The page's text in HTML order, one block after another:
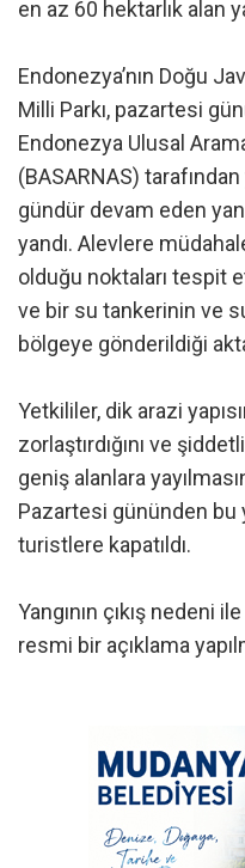
en az 60 hektarlık alan
Endonezya’nın Doğu
Milli Parkı, pazartesi
Endonezya Ulusal
(BASARNAS)
gündür devam eden
yandı. Alevlere
olduğu noktaları tespit
ve bir su tankerinin ve
bölgeye gönderildiği
Yetkililer, dik arazi
zorlaştırdığını ve
geniş alanlara
Pazartesi gününden bu
turistlere kapatıldı.
Yangının çıkış nedeni
resmi bir açıklama